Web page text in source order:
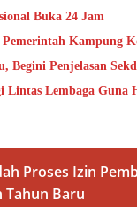
Buka 24 Jam
Kampung
Begini Penjelasan
Lintas Lembaga Guna
Proses Izin
Tahun Baru